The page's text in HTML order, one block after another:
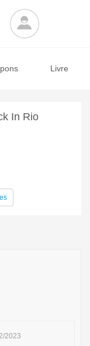
Livre
In Rio
2023